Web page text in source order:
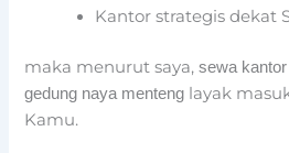
Kantor strategis dekat
maka menurut saya,sewa
gedung naya menteng layak
Kamu.